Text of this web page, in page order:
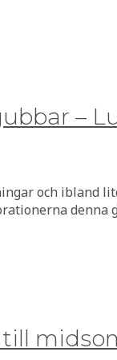
–
och ibland